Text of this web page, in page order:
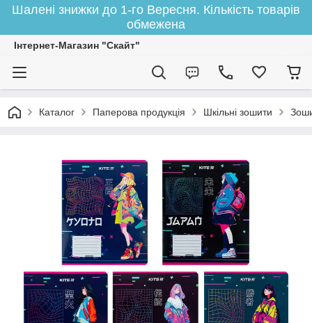
Шалені знижки до 1-го Вересня. Кількість товарів
обмежена
Інтернет-Магазин "Скайт"
Каталог Паперова продукція Шкільні зошити